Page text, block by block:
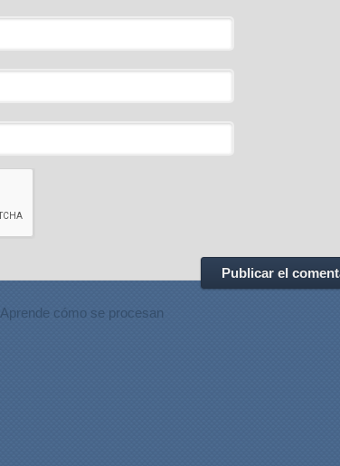
Aprende cómo se procesan